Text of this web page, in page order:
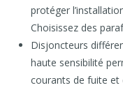
protéger
Choisissez des
Disjoncteurs
haute sensibilité
courants de fuite et